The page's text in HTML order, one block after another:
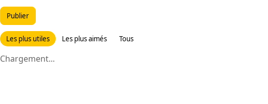
Publier
Les plus utiles Les plus aimés Tous
Chargement...